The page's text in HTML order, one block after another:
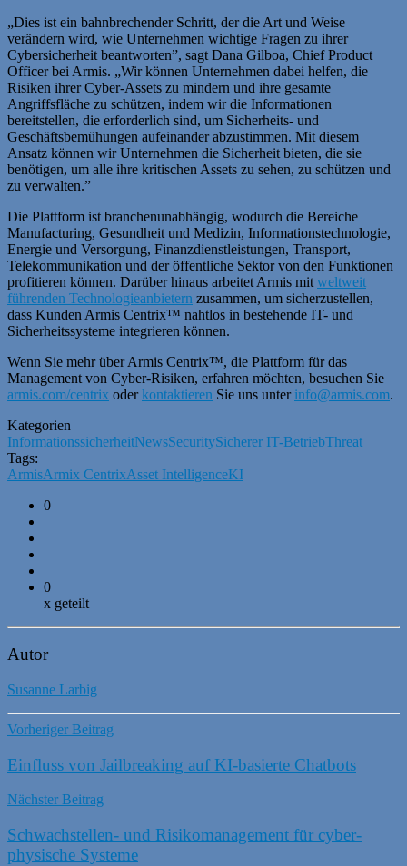
„Dies ist ein bahnbrechender Schritt, der die Art und Weise
verändern wird, wie Unternehmen wichtige Fragen zu ihrer
Cybersicherheit beantworten”, sagt Dana Gilboa, Chief Product
Officer bei Armis. „Wir können Unternehmen dabei helfen, die
Risiken ihrer Cyber-Assets zu mindern und ihre gesamte
Angriffsfläche zu schützen, indem wir die Informationen
bereitstellen, die erforderlich sind, um Sicherheits- und
Geschäftsbemühungen aufeinander abzustimmen. Mit diesem
Ansatz können wir Unternehmen die Sicherheit bieten, die sie
benötigen, um alle ihre kritischen Assets zu sehen, zu schützen und
zu verwalten.”
Die Plattform ist branchenunabhängig, wodurch die Bereiche
Manufacturing, Gesundheit und Medizin, Informationstechnologie,
Energie und Versorgung, Finanzdienstleistungen, Transport,
Telekommunikation und der öffentliche Sektor von den Funktionen
profitieren können. Darüber hinaus arbeitet Armis mit weltweit
führenden Technologieanbietern zusammen, um sicherzustellen,
dass Kunden Armis Centrix™ nahtlos in bestehende IT- und
Sicherheitssysteme integrieren können.
Wenn Sie mehr über Armis Centrix™, die Plattform für das
Management von Cyber-Risiken, erfahren möchten, besuchen Sie
armis.com/centrix oderkontaktieren Sie uns unter info@armis.com.
Kategorien
InformationssicherheitNewsSecuritySicherer IT-BetriebThreat
Tags:
ArmisArmix CentrixAsset IntelligenceKI
0
0
x geteilt
Autor
Susanne Larbig
Vorheriger Beitrag
Einfluss von Jailbreaking auf KI-basierte Chatbots
Nächster Beitrag
Schwachstellen- und Risikomanagement für cyber-
physische Systeme